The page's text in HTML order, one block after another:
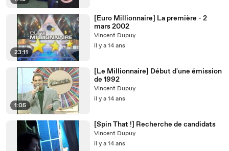
23:11
[Euro Millionnaire] La première - 2
mars 2002
Vincent Dupuy
il y a 14 ans
1:05
[Le Millionnaire] Début d'une émission
de 1992
Vincent Dupuy
il y a 14 ans
[Spin That !] Recherche de candidats
Vincent Dupuy
il y a 14 ans